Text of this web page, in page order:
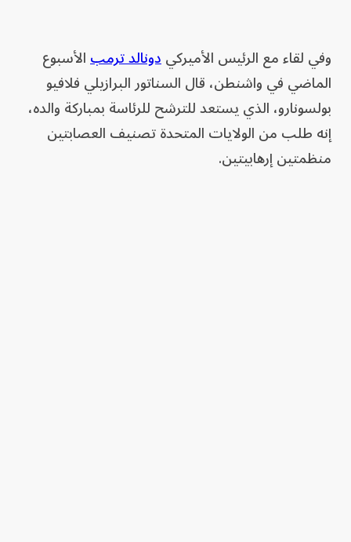
وفي لقاء مع الرئيس الأميركيدونالد ترمبالأسبوع
الماضي في واشنطن، قال السناتور البرازيلي فلافيو
بولسونارو، الذي يستعد للترشح للرئاسة بمباركة والده،
إنه طلب من الولايات المتحدة تصنيف العصابتين
منظمتين إرهابيتين.